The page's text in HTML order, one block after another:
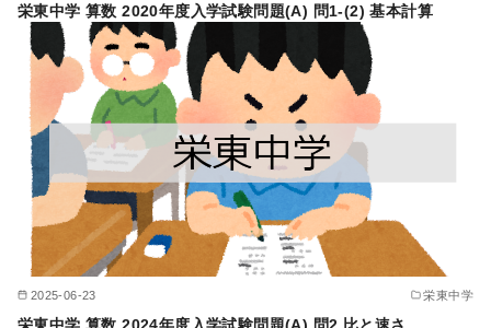
栄東中学 算数 2020年度入学試験問題(A) 問1-(2) 基本計算
2025-06-23 栄東中学